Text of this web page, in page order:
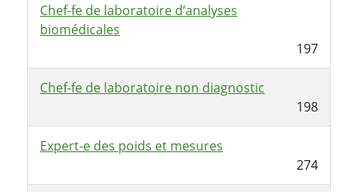
Chef-fe de laboratoire d’analyses
biomédicales
197
Chef-fe de laboratoire non diagnostic
198
Expert-e des poids et mesures
274